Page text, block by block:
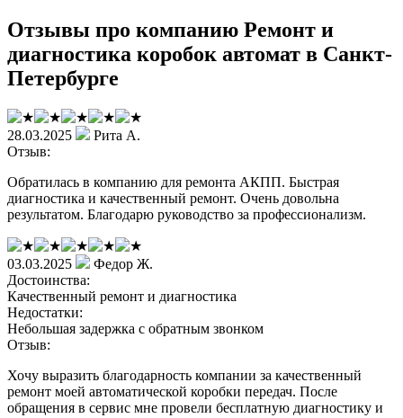
Отзывы про компанию Ремонт и
диагностика коробок автомат в Санкт-
Петербурге
28.03.2025
Рита А.
Отзыв:
Обратилась в компанию для ремонта АКПП. Быстрая
диагностика и качественный ремонт. Очень довольна
результатом. Благодарю руководство за профессионализм.
03.03.2025
Федор Ж.
Достоинства:
Качественный ремонт и диагностика
Недостатки:
Небольшая задержка с обратным звонком
Отзыв:
Хочу выразить благодарность компании за качественный
ремонт моей автоматической коробки передач. После
обращения в сервис мне провели бесплатную диагностику и